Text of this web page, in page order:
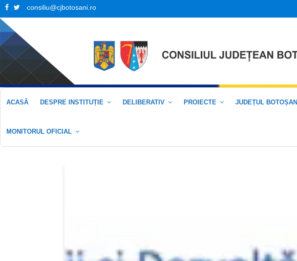
Facebook
Twitter
consiliu@cjbotosani.ro
ACASĂ DESPRE INSTITUȚIE DELIBERATIV PROIECTE JUDEȚUL BOTOȘANI
MONITORUL OFICIAL